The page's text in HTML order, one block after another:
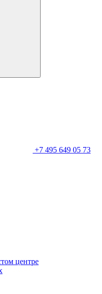
+7 495 649 05 73
центре